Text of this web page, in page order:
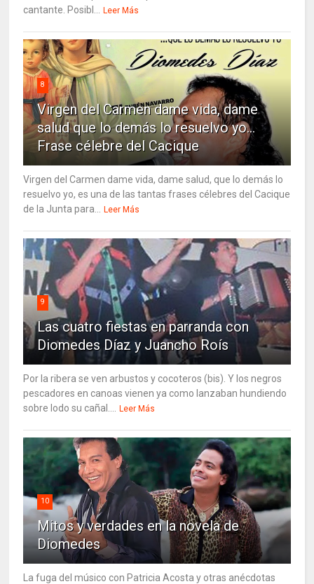
cantante. Posibl...
Leer Más
8
Virgen del Carmen dame vida, dame
salud que lo demás lo resuelvo yo…
Frase célebre del Cacique
Virgen del Carmen dame vida, dame salud, que lo demás lo
resuelvo yo, es una de las tantas frases célebres del Cacique
de la Junta para...
Leer Más
9
Las cuatro fiestas en parranda con
Diomedes Díaz y Juancho Roís
Por la ribera se ven arbustos y cocoteros (bis). Y los negros
pescadores en canoas vienen ya como lanzaban hundiendo
sobre lodo su cañal....
Leer Más
10
Mitos y verdades en la novela de
Diomedes
La fuga del músico con Patricia Acosta y otras anécdotas